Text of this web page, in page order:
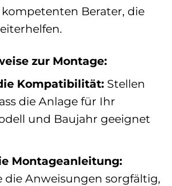
Berater, die
zur Montage:
Kompatibilität:Stellen
die Anlage für Ihr
und Baujahr geeignet
Montageanleitung:
die Anweisungen sorgfältig,